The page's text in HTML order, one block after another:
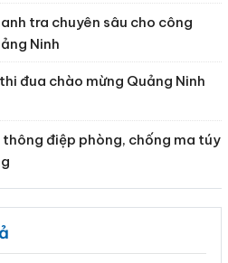
tra chuyên sâu cho công
Ninh
đua chào mừng Quảng Ninh
thông điệp phòng, chống ma túy